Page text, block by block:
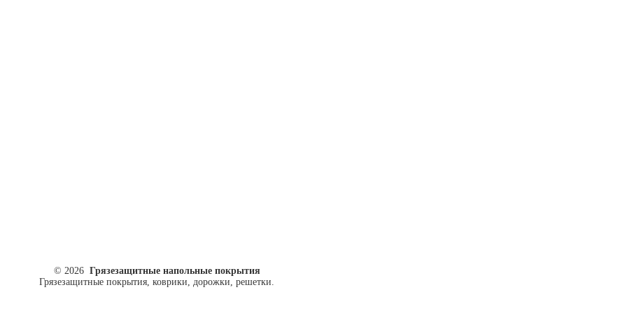
© 2026 Грязезащитные напольные покрытия
Грязезащитные покрытия, коврики, дорожки, решетки.